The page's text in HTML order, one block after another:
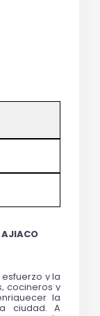
y la
cocineros y
la
ciudad. A